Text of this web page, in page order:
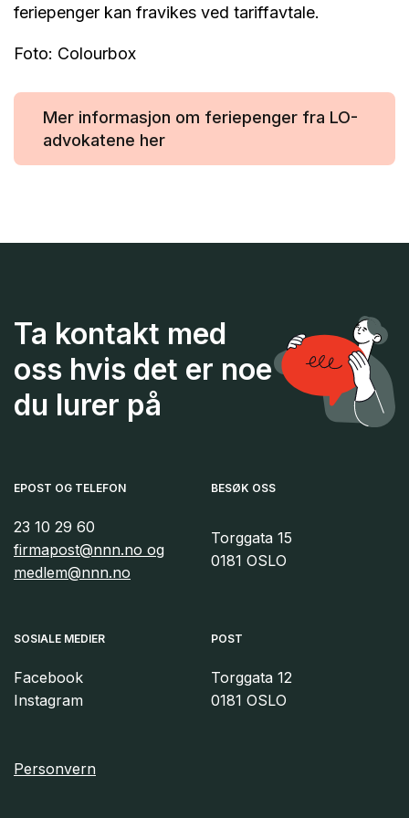
feriepenger kan fravikes ved tariffavtale.
Foto: Colourbox
Mer informasjon om feriepenger fra LO-
advokatene her
Ta kontakt med
oss hvis det er noe
du lurer på
EPOST OG TELEFON
23 10 29 60
firmapost@nnn.no og
medlem@nnn.no
SOSIALE MEDIER
Facebook
Instagram
BESØK OSS
Torggata 15
0181 OSLO
POST
Torggata 12
0181 OSLO
Personvern